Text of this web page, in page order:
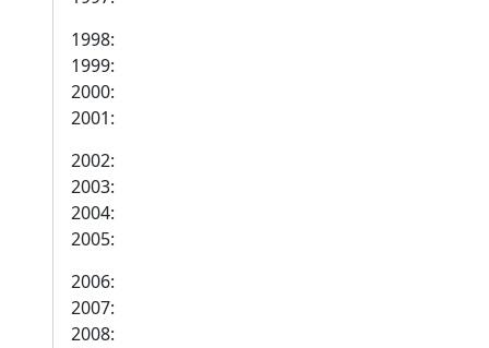
1998:
1999:
2000:
2001:
2002:
2003:
2004:
2005:
2006:
2007:
2008: